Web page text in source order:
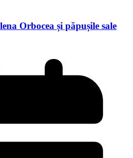
Orbocea și păpușile sale